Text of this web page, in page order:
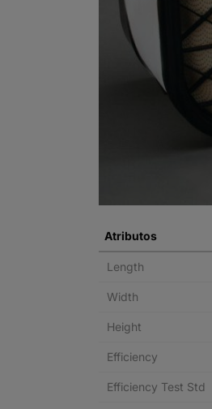
Atributos
Length
Width
Height
Efficiency
Efficiency Test Std